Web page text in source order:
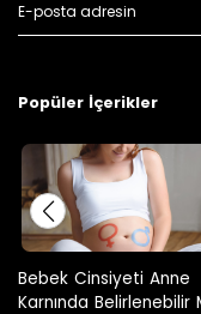
Popüler İçerikler
Progestan Nedir?
Progesteron